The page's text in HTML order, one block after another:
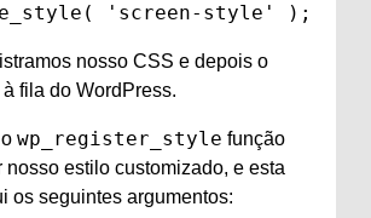
'screen-style' );
nosso CSS e depois o
fila do WordPress.
wp_register_style função
nosso estilo customizado, e esta
os seguintes argumentos: